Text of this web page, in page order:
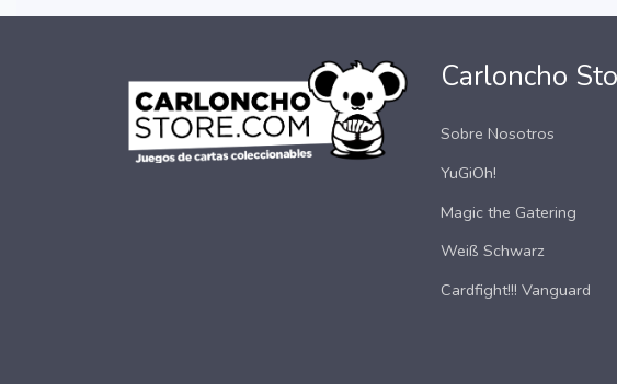
Carloncho
Sobre Nosotros
YuGiOh!
Magic the Gatering
Weiß Schwarz
Cardfight!!! Vanguard